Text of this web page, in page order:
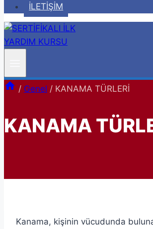
İLETİŞİM
/ Genel / KANAMA TÜRLERİ
KANAMA
Kanama, kişinin vücudunda